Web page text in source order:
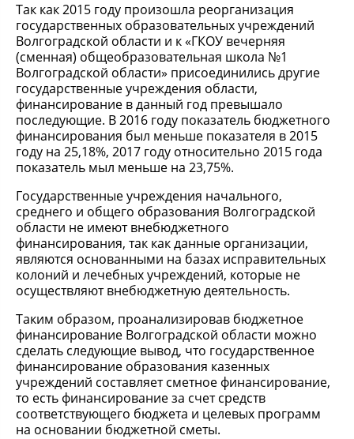
Так как 2015 году произошла реорганизация
государственных образовательных учреждений
Волгоградской области и к «ГКОУ вечерняя
(сменная) общеобразовательная школа №1
Волгоградской области» присоединились другие
государственные учреждения области,
финансирование в данный год превышало
последующие. В 2016 году показатель бюджетного
финансирования был меньше показателя в 2015
году на 25,18%, 2017 году относительно 2015 года
показатель мыл меньше на 23,75%.
Государственные учреждения начального,
среднего и общего образования Волгоградской
области не имеют внебюджетного
финансирования, так как данные организации,
являются основанными на базах исправительных
колоний и лечебных учреждений, которые не
осуществляют внебюджетную деятельность.
Таким образом, проанализировав бюджетное
финансирование Волгоградской области можно
сделать следующие вывод, что государственное
финансирование образования казенных
учреждений составляет сметное финансирование,
то есть финансирование за счет средств
соответствующего бюджета и целевых программ
на основании бюджетной сметы.